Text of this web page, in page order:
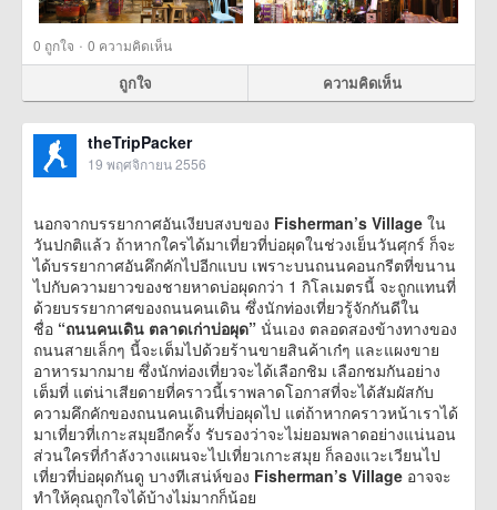
0 ถูกใจ · 0 ความคิดเห็น
ถูกใจ ความคิดเห็น
theTripPacker
19 พฤศจิกายน 2556
นอกจากบรรยากาศอันเงียบสงบของ Fisherman’s Village ใน
วันปกติแล้ว ถ้าหากใครได้มาเที่ยวที่บ่อผุดในช่วงเย็นวันศุกร์ ก็จะ
ได้บรรยากาศอันคึกคักไปอีกแบบ เพราะบนถนนคอนกรีตที่ขนาน
ไปกับความยาวของชายหาดบ่อผุดกว่า 1 กิโลเมตรนี้ จะถูกแทนที่
ด้วยบรรยากาศของถนนคนเดิน ซึ่งนักท่องเที่ยวรู้จักกันดีใน
ชื่อ “ถนนคนเดิน ตลาดเก่าบ่อผุด” นั่นเอง ตลอดสองข้างทางของ
ถนนสายเล็กๆ นี้จะเต็มไปด้วยร้านขายสินค้าเก๋ๆ และแผงขาย
อาหารมากมาย ซึ่งนักท่องเที่ยวจะได้เลือกชิม เลือกชมกันอย่าง
เต็มที่ แต่น่าเสียดายที่คราวนี้เราพลาดโอกาสที่จะได้สัมผัสกับ
ความคึกคักของถนนคนเดินที่บ่อผุดไป แต่ถ้าหากคราวหน้าเราได้
มาเที่ยวที่เกาะสมุยอีกครั้ง รับรองว่าจะไม่ยอมพลาดอย่างแน่นอน
ส่วนใครที่กำลังวางแผนจะไปเที่ยวเกาะสมุย ก็ลองแวะเวียนไป
เที่ยวที่บ่อผุดกันดู บางทีเสน่ห์ของ Fisherman’s Village อาจจะ
ทำให้คุณถูกใจได้บ้างไม่มากก็น้อย